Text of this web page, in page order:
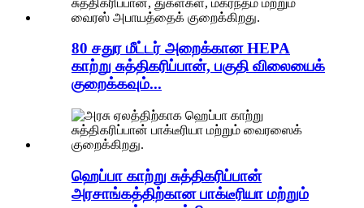
80 சதுர மீட்டர் அறைக்கான HEPA
காற்று சுத்திகரிப்பான், பகுதி விலையைக்
குறைக்கவும்...
ஹெப்பா காற்று சுத்திகரிப்பான்
அரசாங்கத்திற்கான பாக்டீரியா மற்றும்